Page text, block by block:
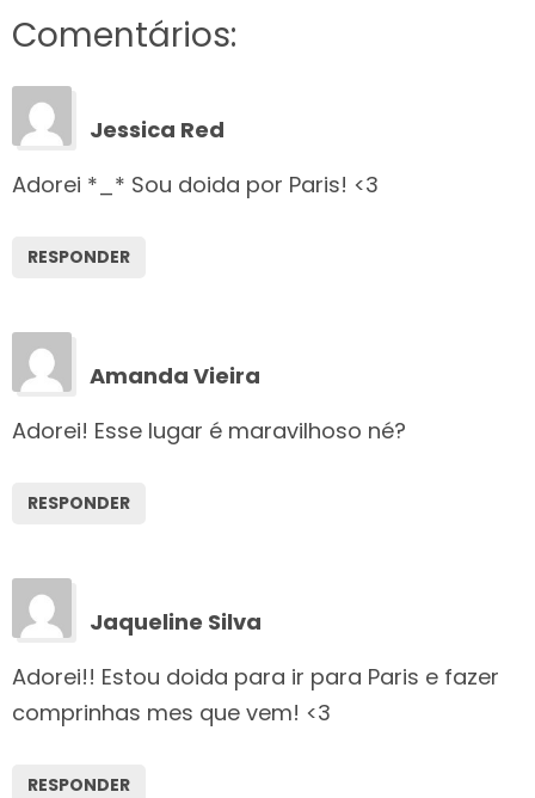
Comentários:
Jessica Red
Adorei *_* Sou doida por Paris! <3
RESPONDER
Amanda Vieira
Adorei! Esse lugar é maravilhoso né?
RESPONDER
Jaqueline Silva
Adorei!! Estou doida para ir para Paris e fazer
comprinhas mes que vem! <3
RESPONDER